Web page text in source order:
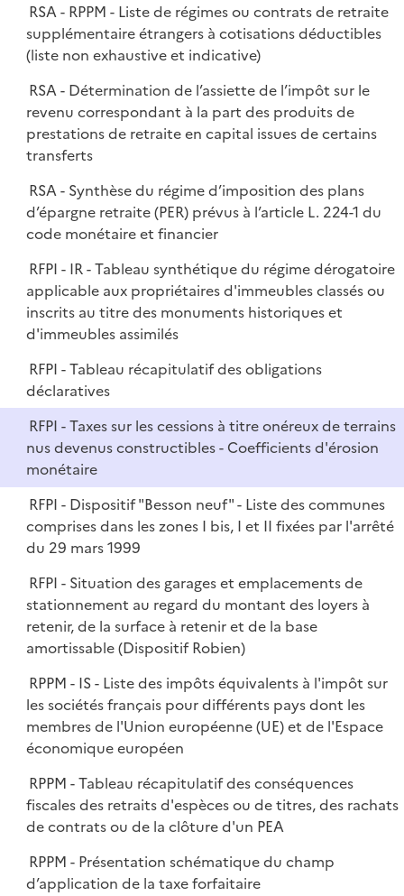
RSA - RPPM - Liste de régimes ou contrats de retraite
supplémentaire étrangers à cotisations déductibles
(liste non exhaustive et indicative)
RSA - Détermination de l’assiette de l’impôt sur le
revenu correspondant à la part des produits de
prestations de retraite en capital issues de certains
transferts
RSA - Synthèse du régime d’imposition des plans
d’épargne retraite (PER) prévus à l’article L. 224-1 du
code monétaire et financier
RFPI - IR - Tableau synthétique du régime dérogatoire
applicable aux propriétaires d'immeubles classés ou
inscrits au titre des monuments historiques et
d'immeubles assimilés
RFPI - Tableau récapitulatif des obligations
déclaratives
RFPI - Taxes sur les cessions à titre onéreux de terrains
nus devenus constructibles - Coefficients d'érosion
monétaire
RFPI - Dispositif "Besson neuf" - Liste des communes
comprises dans les zones I bis, I et II fixées par l'arrêté
du 29 mars 1999
RFPI - Situation des garages et emplacements de
stationnement au regard du montant des loyers à
retenir, de la surface à retenir et de la base
amortissable (Dispositif Robien)
RPPM - IS - Liste des impôts équivalents à l'impôt sur
les sociétés français pour différents pays dont les
membres de l'Union européenne (UE) et de l'Espace
économique européen
RPPM - Tableau récapitulatif des conséquences
fiscales des retraits d'espèces ou de titres, des rachats
de contrats ou de la clôture d'un PEA
RPPM - Présentation schématique du champ
d’application de la taxe forfaitaire